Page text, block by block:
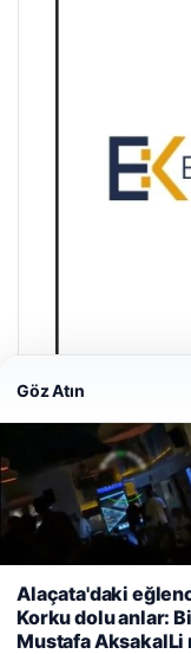
Enes Kaplan
28/04/2026
© 2026 Antalya –
deneyiminizi
kullanıyoruz.Çerez
Göz Atın
Alaçata'daki
Korku dolu anlar:
Mustafa